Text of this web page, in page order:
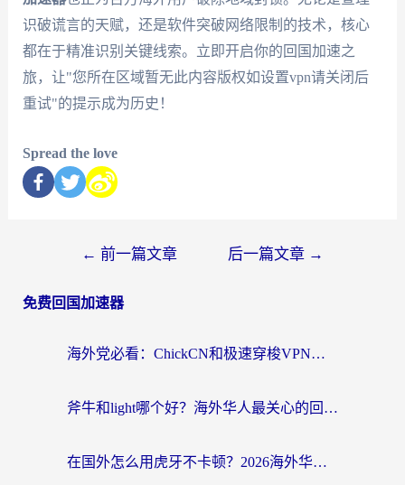
识破谎言的天赋，还是软件突破网络限制的技术，核心
都在于精准识别关键线索。立即开启你的回国加速之
旅，让"您所在区域暂无此内容版权如设置vpn请关闭后
重试"的提示成为历史！
Spread the love
← 前一篇文章 后一篇文章 →
免费回国加速器
海外党必看：ChickCN和极速穿梭VPN好用吗？3招教你选对回国加速器无缝刷国内资源
斧牛和light哪个好？海外华人最关心的回国加速器选择难题，一篇讲透
在国外怎么用虎牙不卡顿？2026海外华人亲测有效的回国加速器选择指南